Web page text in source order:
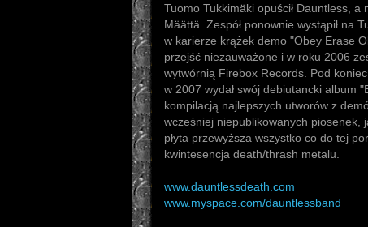
Tuomo Tukkimäki opuścił Dauntless, a
Määttä. Zespół ponownie wystąpił na
w karierze krążek demo "Obey Erase
przejść niezauważone i w roku 2006
wytwórnią Firebox Records. Pod
w 2007 wydał swój debiutancki album
kompilacją najlepszych utworów z
wcześniej niepublikowanych piosenek,
płyta przewyższa wszystko co do tej
kwintesencja death/thrash metalu.
www.dauntlessdeath.com
www.myspace.com/dauntlessband